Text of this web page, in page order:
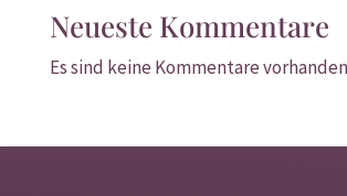
Neueste Kommentare
Es sind keine Kommentare